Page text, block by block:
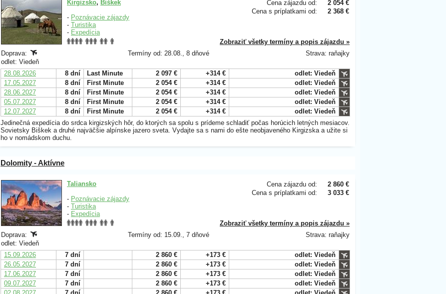
Cena zájazdu od:
2 054 €
Cena s príplatkami od:
2 368 €
Kirgizsko, Biškek
- Poznávacie zájazdy
- Turistika
- Expedícia
Zobraziť všetky termíny a popis zájazdu »
Doprava:
Termíny od: 28.08., 8 dňové
Strava: raňajky
odlet: Viedeň
28.08.2026
8 dní Last Minute 2 097 € +314 €
odlet: Viedeň
17.05.2027
8 dní First Minute 2 054 € +314 €
odlet: Viedeň
28.06.2027
8 dní First Minute 2 054 € +314 €
odlet: Viedeň
05.07.2027
8 dní First Minute 2 054 € +314 €
odlet: Viedeň
12.07.2027
8 dní First Minute 2 054 € +314 €
odlet: Viedeň
Jedinečná expedícia do srdca kirgizských hôr, do ktorých sa spolu s prídeme schladiť počas horúcich letných mesiacov.
Sovietsky Biškek a druhé najväčšie alpínske jazero sveta. Vydajte sa s nami do ešte neobjaveného Kirgizska a užite si
ho v nomádskom duchu.
Dolomity - Aktívne
Cena zájazdu od:
2 860 €
Cena s príplatkami od:
3 033 €
Taliansko
- Poznávacie zájazdy
- Turistika
- Expedícia
Zobraziť všetky termíny a popis zájazdu »
Doprava:
Termíny od: 15.09., 7 dňové
Strava: raňajky
odlet: Viedeň
15.09.2026
7 dní 2 860 € +173 €
odlet: Viedeň
26.05.2027
7 dní 2 860 € +173 €
odlet: Viedeň
17.06.2027
7 dní 2 860 € +173 €
odlet: Viedeň
09.07.2027
7 dní 2 860 € +173 €
odlet: Viedeň